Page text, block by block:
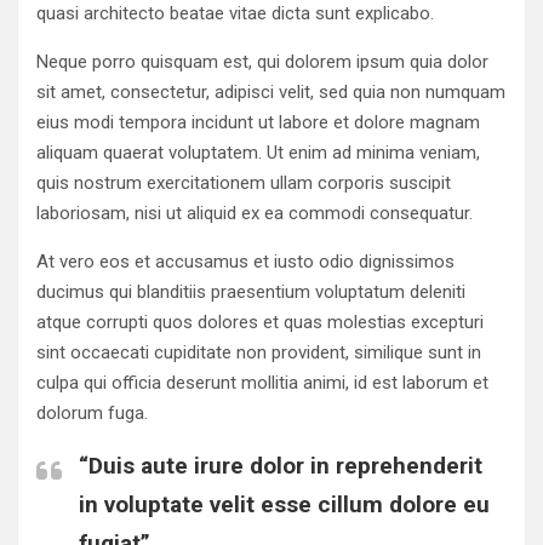
quasi architecto beatae vitae dicta sunt explicabo.
Neque porro quisquam est, qui dolorem ipsum quia dolor
sit amet, consectetur, adipisci velit, sed quia non numquam
eius modi tempora incidunt ut labore et dolore magnam
aliquam quaerat voluptatem. Ut enim ad minima veniam,
quis nostrum exercitationem ullam corporis suscipit
laboriosam, nisi ut aliquid ex ea commodi consequatur.
At vero eos et accusamus et iusto odio dignissimos
ducimus qui blanditiis praesentium voluptatum deleniti
atque corrupti quos dolores et quas molestias excepturi
sint occaecati cupiditate non provident, similique sunt in
culpa qui officia deserunt mollitia animi, id est laborum et
dolorum fuga.
“Duis aute irure dolor in reprehenderit
in voluptate velit esse cillum dolore eu